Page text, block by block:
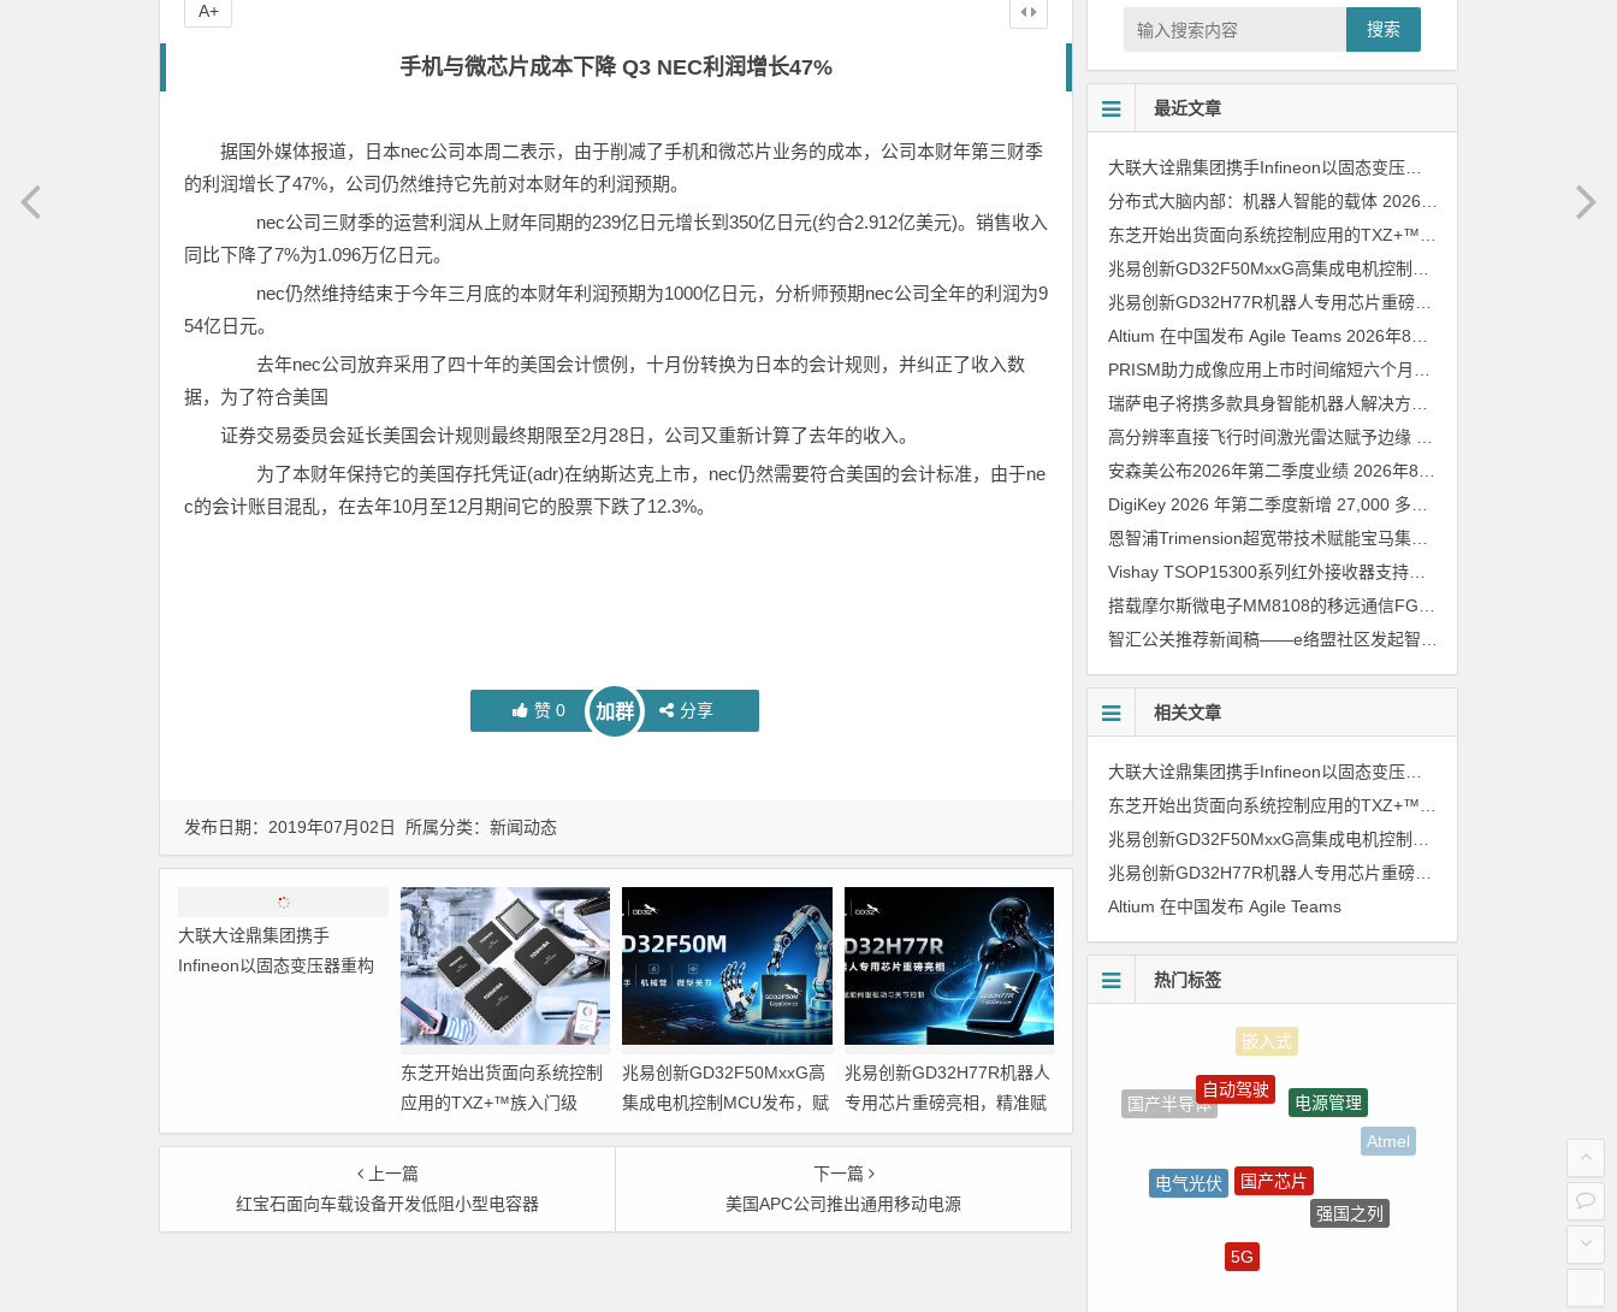
手机与微芯片成本下降 Q3 NEC利润增长47%
据国外媒体报道，日本nec公司本周二表示，由于削减了手机和微芯片业务的成本，公司本财年第三财季
的利润增长了47%，公司仍然维持它先前对本财年的利润预期。
nec公司三财季的运营利润从上财年同期的239亿日元增长到350亿日元(约合2.912亿美元)。销售收入
同比下降了7%为1.096万亿日元。
nec仍然维持结束于今年三月底的本财年利润预期为1000亿日元，分析师预期nec公司全年的利润为9
54亿日元。
去年nec公司放弃采用了四十年的美国会计惯例，十月份转换为日本的会计规则，并纠正了收入数
据，为了符合美国
证券交易委员会延长美国会计规则最终期限至2月28日，公司又重新计算了去年的收入。
为了本财年保持它的美国存托凭证(adr)在纳斯达克上市，nec仍然需要符合美国的会计标准，由于ne
c的会计账目混乱，在去年10月至12月期间它的股票下跌了12.3%。
赞0 加群 分享
A+
发布日期：2019年07月02日 所属分类： 新闻动态
大联大诠鼎集团携手
Infineon以固态变压器重构
东芝开始出货面向系统控制
应用的TXZ+™族入门级
M4V组（搭载Arm
Cortex‑M4内核的标准微控
制器）工程样品
兆易创新GD32F50MxxG高
集成电机控制MCU发布，赋
能人形机器人关节驱动革新
兆易创新GD32H77R机器人
专用芯片重磅亮相，精准赋
能伺服驱动与关节控制
上一篇
红宝石面向车载设备开发低阻小型电容器
下一篇
美国APC公司推出通用移动电源
搜索
最近文章
大联大诠鼎集团携手Infineon以固态变压器重构配电效率新标杆
分布式大脑内部：机器人智能的载体 2026年8月6日
兆易创新GD32H77R机器人专用芯片重磅亮相，精准赋能伺服驱动与关节控制
Altium 在中国发布 Agile Teams 2026年8月6日
安森美公布2026年第二季度业绩 2026年8月6日
恩智浦Trimension超宽带技术赋能宝马集团Digital Key Plus及生命体存在检测功能
Vishay TSOP15300系列红外接收器支持所有主流遥控代码
相关文章
大联大诠鼎集团携手Infineon以固态变压器重构配电效率新标杆
兆易创新GD32H77R机器人专用芯片重磅亮相，精准赋能伺服驱动与关节控制
Altium 在中国发布 Agile Teams
热门标签
国产半导体
Atmel
强国之列
5G